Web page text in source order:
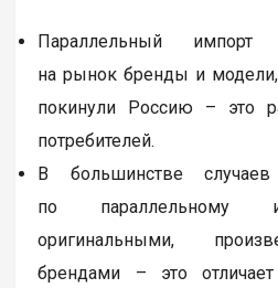
Параллельный импорт
на рынок бренды и
покинули Россию – это
потребителей.
В большинстве
по параллельному
оригинальными,
брендами – это